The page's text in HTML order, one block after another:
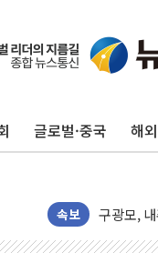
글로벌·중국 해
속보
유럽증시
구광모,
뉴욕증시